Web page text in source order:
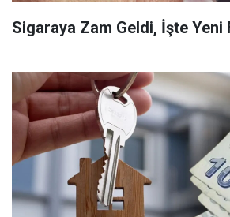
Sigaraya Zam Geldi, İşte Yeni